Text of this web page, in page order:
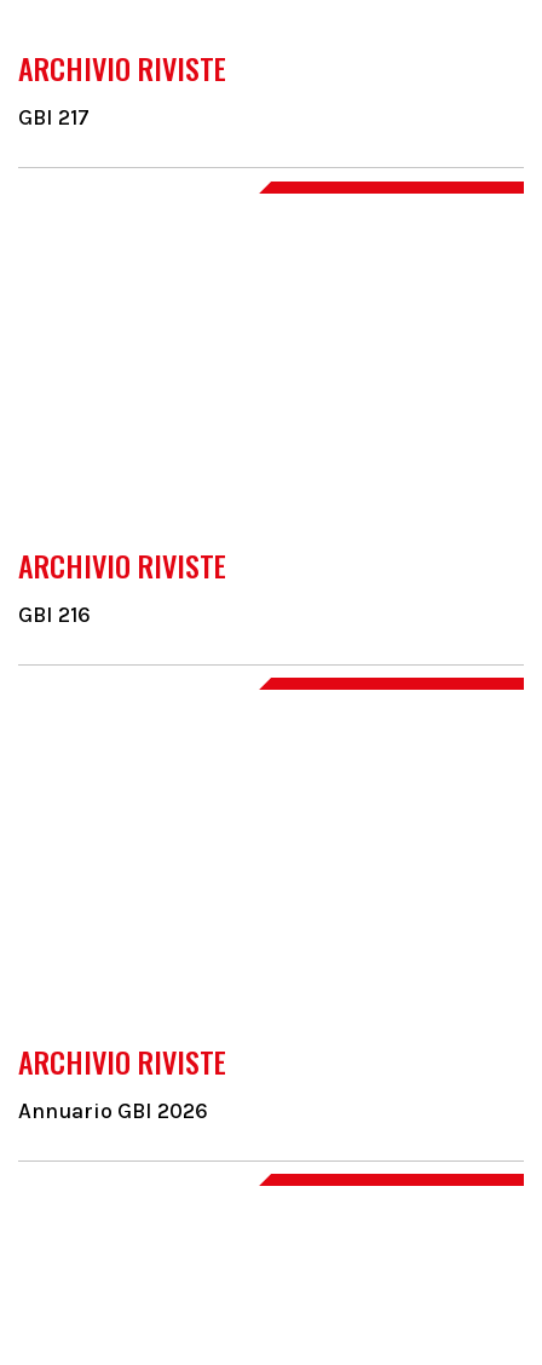
ARCHIVIO RIVISTE
GBI 217
ARCHIVIO RIVISTE
GBI 216
ARCHIVIO RIVISTE
Annuario GBI 2026